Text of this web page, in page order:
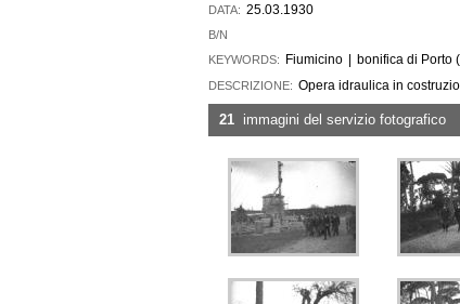
DATA: 25.03.1930
B/N
KEYWORDS: Fiumicino | bonifica di Porto
DESCRIZIONE: Opera idraulica in
21 immagini del servizio fotografico